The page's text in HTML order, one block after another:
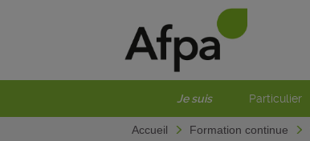
Je suis Particulier
Accueil Formation continue